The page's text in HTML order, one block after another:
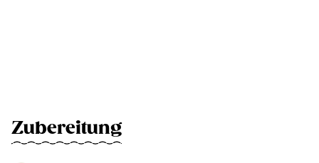
Zubereitung